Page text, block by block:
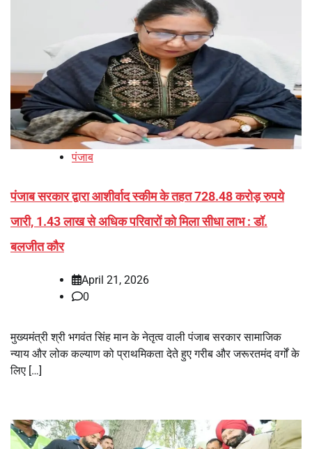
पंजाब
पंजाब सरकार द्वारा आशीर्वाद स्कीम के तहत 728.48 करोड़ रुपये
जारी, 1.43 लाख से अधिक परिवारों को मिला सीधा लाभ : डॉ.
बलजीत कौर
April 21, 2026
0
मुख्यमंत्री श्री भगवंत सिंह मान के नेतृत्व वाली पंजाब सरकार सामाजिक
न्याय और लोक कल्याण को प्राथमिकता देते हुए गरीब और जरूरतमंद वर्गों के
लिए […]